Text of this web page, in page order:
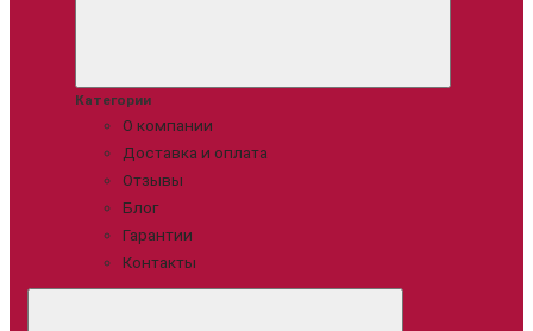
Категории
О компании
Доставка и оплата
Отзывы
Блог
Гарантии
Контакты